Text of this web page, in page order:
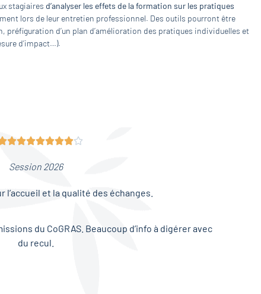
stagiaires d’analyser les effets de la formation sur les pratiques
lors de leur entretien professionnel. Des outils pourront être
préfiguration d’un plan d’amélioration des pratiques individuelles et
d’impact…).

Session 2026
l’accueil et la qualité des échanges.
du CoGRAS. Beaucoup d’info à digérer avec
du recul.